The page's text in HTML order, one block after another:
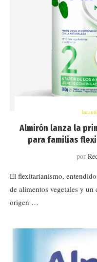
Almirón lanza la
para familias
por
El flexitarianismo,
de alimentos vegetales y
origen …